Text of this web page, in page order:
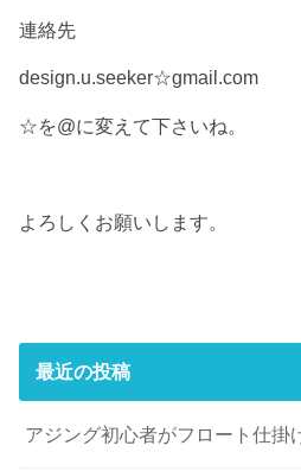
連絡先
design.u.seeker☆gmail.com
☆を@に変えて下さいね。
よろしくお願いします。
最近の投稿
アジング初心者がフロート仕掛